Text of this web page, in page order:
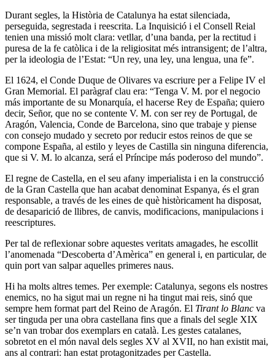
Durant segles, la Història de Catalunya ha estat silenciada,
perseguida, segrestada i reescrita. La Inquisició i el Consell Reial
tenien una missió molt clara: vetllar, d’una banda, per la rectitud i
puresa de la fe catòlica i de la religiositat més intransigent; de l’altra,
per la ideologia de l’Estat: “Un rey, una ley, una lengua, una fe”.
El 1624, el Conde Duque de Olivares va escriure per a Felipe IV el
Gran Memorial. El paràgraf clau era: “Tenga V. M. por el negocio
más importante de su Monarquía, el hacerse Rey de España; quiero
decir, Señor, que no se contente V. M. con ser rey de Portugal, de
Aragón, Valencia, Conde de Barcelona, sino que trabaje y piense
con consejo mudado y secreto por reducir estos reinos de que se
compone España, al estilo y leyes de Castilla sin ninguna diferencia,
que si V. M. lo alcanza, será el Príncipe más poderoso del mundo”.
El regne de Castella, en el seu afany imperialista i en la construcció
de la Gran Castella que han acabat denominat Espanya, és el gran
responsable, a través de les eines de què històricament ha disposat,
de desaparició de llibres, de canvis, modificacions, manipulacions i
reescriptures.
Per tal de reflexionar sobre aquestes veritats amagades, he escollit
l’anomenada “Descoberta d’Amèrica” en general i, en particular, de
quin port van salpar aquelles primeres naus.
Hi ha molts altres temes. Per exemple: Catalunya, segons els nostres
enemics, no ha sigut mai un regne ni ha tingut mai reis, sinó que
sempre hem format part del Reino de Aragón. El Tirant lo Blanc va
ser tinguda per una obra castellana fins que a finals del segle XIX
se’n van trobar dos exemplars en català. Les gestes catalanes,
sobretot en el món naval dels segles XV al XVII, no han existit mai,
ans al contrari: han estat protagonitzades per Castella.